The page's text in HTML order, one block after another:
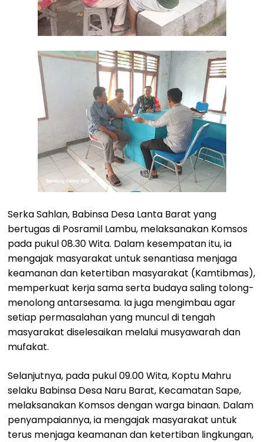
Serka Sahlan, Babinsa Desa Lanta Barat yang
bertugas di Posramil Lambu, melaksanakan Komsos
pada pukul 08.30 Wita. Dalam kesempatan itu, ia
mengajak masyarakat untuk senantiasa menjaga
keamanan dan ketertiban masyarakat (Kamtibmas),
memperkuat kerja sama serta budaya saling tolong-
menolong antarsesama. Ia juga mengimbau agar
setiap permasalahan yang muncul di tengah
masyarakat diselesaikan melalui musyawarah dan
mufakat.
Selanjutnya, pada pukul 09.00 Wita, Koptu Mahru
selaku Babinsa Desa Naru Barat, Kecamatan Sape,
melaksanakan Komsos dengan warga binaan. Dalam
penyampaiannya, ia mengajak masyarakat untuk
terus menjaga keamanan dan ketertiban lingkungan,